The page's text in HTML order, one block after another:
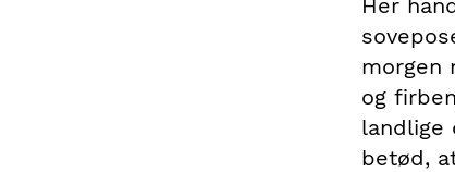
morgen
og
landlige
betød,